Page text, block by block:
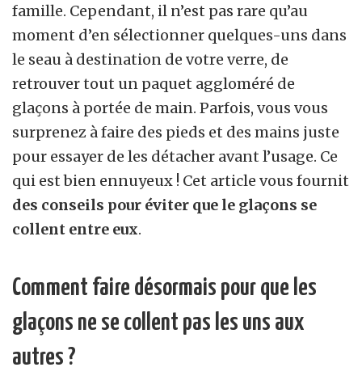
famille. Cependant, il n’est pas rare qu’au
moment d’en sélectionner quelques-uns dans
le seau à destination de votre verre, de
retrouver tout un paquet aggloméré de
glaçons à portée de main. Parfois, vous vous
surprenez à faire des pieds et des mains juste
pour essayer de les détacher avant l’usage. Ce
qui est bien ennuyeux ! Cet article vous fournit
des conseils pour éviter que le glaçons se
collent entre eux.
Comment faire désormais pour que les
glaçons ne se collent pas les uns aux
autres ?